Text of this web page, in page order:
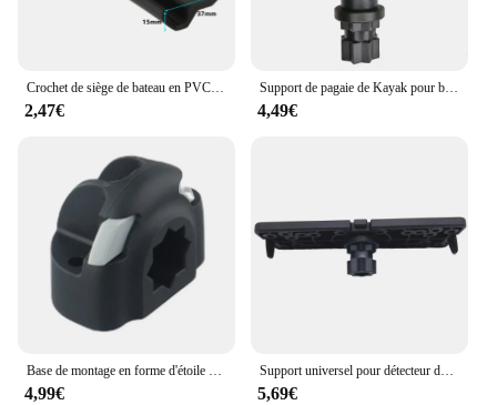
Crochet de siège de bateau en PVC Durable, support Anti-ultraviolet pour bateaux à rames gonflables, radeaux de canot en caoutchouc, accessoires de Yacht et de Kayak
2,47€
Support de pagaie de Kayak pour bateau gonflable à rames, Clip monté sur rails, support de poignée, adaptateur de prise de laisse SUP
4,49€
Base de montage en forme d'étoile pour canoë Kayak, Support de canne à pêche, 16 bases de montage durables pour bateau gonflable pour Support de canne à pêche
4,99€
Support universel pour détecteur de poissons, pour Kayak de bateau, pour GPS
5,69€